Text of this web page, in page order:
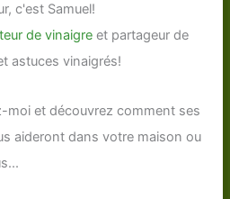
c'est Samuel!
de vinaigre et partageur de
astuces vinaigrés!
moi et découvrez comment ses
aideront dans votre maison ou